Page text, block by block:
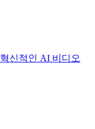
신적인 AI 비디오